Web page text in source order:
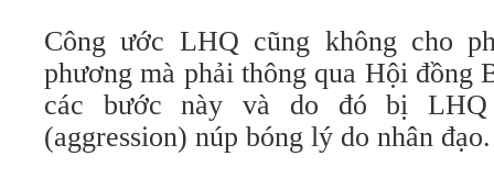
Công ước LHQ cũng không cho
phương mà phải thông qua Hội đồng
các bước này và do đó bị
(aggression) núp bóng lý do nhân đạo.